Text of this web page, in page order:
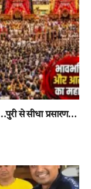
से सीधा प्रसारण…